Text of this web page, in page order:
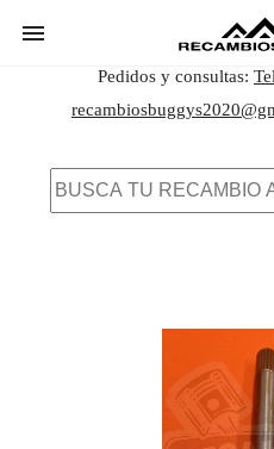
Pedidos y consultas: